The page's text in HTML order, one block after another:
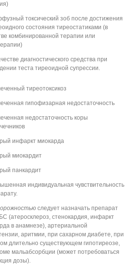
токсический зоб после достижения
состояния тиреостатиками (в
комбинированной терапии или
диагностического средства при
теста тиреоидной супрессии.
тиреотоксикоз
гипофизарная недостаточность
недостаточность коры
инфаркт миокарда
миокардит
панкардит
индивидуальная чувствительность
следует назначать препарат
(атеросклероз, стенокардия, инфаркт
в анамнезе), артериальной
аритмии, при сахарном диабете, при
длительно существующем гипотиреозе,
мальабсорбции (может потребоваться
дозы).